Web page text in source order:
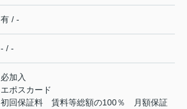
有 / -
- / -
必加入
エポスカード
初回保証料 賃料等総額の100％ 月額保証